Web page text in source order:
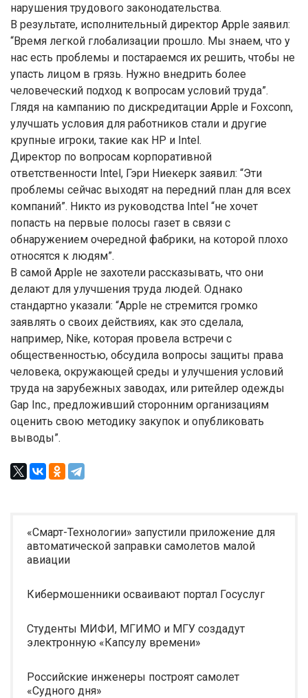
нарушения трудового законодательства.
В результате, исполнительный директор Apple заявил:
“Время легкой глобализации прошло. Мы знаем, что у
нас есть проблемы и постараемся их решить, чтобы не
упасть лицом в грязь. Нужно внедрить более
человеческий подход к вопросам условий труда”.
Глядя на кампанию по дискредитации Apple и Foxconn,
улучшать условия для работников стали и другие
крупные игроки, такие как HP и Intel.
Директор по вопросам корпоративной
ответственности Intel, Гэри Ниекерк заявил: “Эти
проблемы сейчас выходят на передний план для всех
компаний”. Никто из руководства Intel “не хочет
попасть на первые полосы газет в связи с
обнаружением очередной фабрики, на которой плохо
относятся к людям”.
В самой Apple не захотели рассказывать, что они
делают для улучшения труда людей. Однако
стандартно указали: “Apple не стремится громко
заявлять о своих действиях, как это сделала,
например, Nike, которая провела встречи с
общественностью, обсудила вопросы защиты права
человека, окружающей среды и улучшения условий
труда на зарубежных заводах, или ритейлер одежды
Gap Inc., предложивший сторонним организациям
оценить свою методику закупок и опубликовать
выводы”.
«Смарт-Технологии» запустили приложение для
автоматической заправки самолетов малой
авиации
Кибермошенники осваивают портал Госуслуг
Студенты МИФИ, МГИМО и МГУ создадут
электронную «Капсулу времени»
Российские инженеры построят самолет
«Судного дня»